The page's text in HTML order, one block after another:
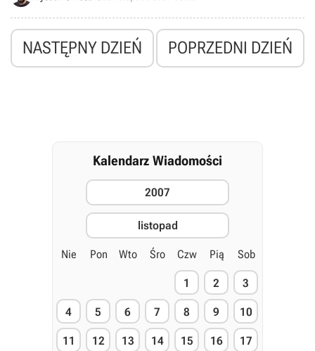
NASTĘPNY DZIEŃ POPRZEDNI DZIEŃ
Kalendarz Wiadomości
2007
listopad
Nie Pon Wto Śro Czw Pią Sob
1 2 3
4 5 6 7 8 9 10
11 12 13 14 15 16 17